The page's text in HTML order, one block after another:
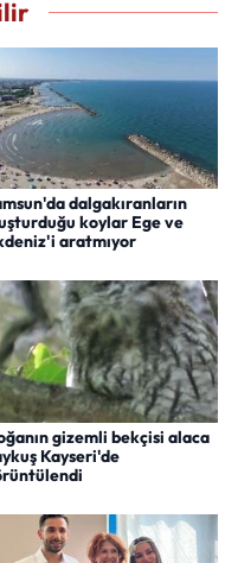
dalgakıranların
koylar Ege ve
aratmıyor
gizemli bekçisi alaca
Kayseri'de